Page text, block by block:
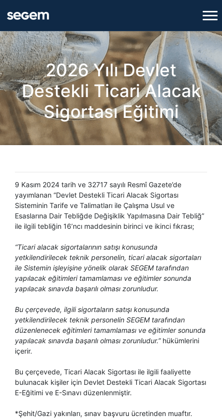
2026 Yılı Devlet
Destekli Ticari Alacak
Sigortası Eğitimi
9 Kasım 2024 tarih ve 32717 sayılı Resmî Gazete’de
yayımlanan “Devlet Destekli Ticari Alacak Sigortası
Sisteminin Tarife ve Talimatları ile Çalışma Usul ve
Esaslarına Dair Tebliğde Değişiklik Yapılmasına Dair Tebliğ”
ile ilgili tebliğin 16’ncı maddesinin birinci ve ikinci fıkrası;
“Ticari alacak sigortalarının satışı konusunda
yetkilendirilecek teknik personelin, ticari alacak sigortaları
ile Sistemin işleyişine yönelik olarak SEGEM tarafından
yapılacak eğitimleri tamamlaması ve eğitimler sonunda
yapılacak sınavda başarılı olması zorunludur.
Bu çerçevede, ilgili sigortaların satışı konusunda
yetkilendirilecek teknik personelin SEGEM tarafından
düzenlenecek eğitimleri tamamlaması ve eğitimler sonunda
yapılacak sınavda başarılı olması zorunludur.” hükümlerini
içerir.
Bu çerçevede, Ticari Alacak Sigortası ile ilgili faaliyette
bulunacak kişiler için Devlet Destekli Ticari Alacak Sigortası
E-Eğitimi ve E-Sınavı düzenlenmiştir.
*Şehit/Gazi yakınları, sınav başvuru ücretinden muaftır.